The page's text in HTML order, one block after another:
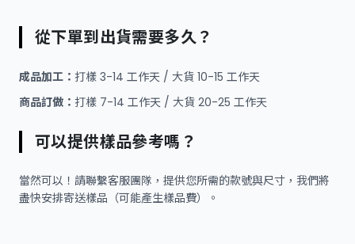
從下單到出貨需要多久？
成品加工： 打樣 3-14 工作天 / 大貨 10-15 工作天
商品訂做： 打樣 7-14 工作天 / 大貨 20-25 工作天
可以提供樣品參考嗎？
當然可以！請聯繫客服團隊，提供您所需的款號與尺寸，我們將
盡快安排寄送樣品（可能產生樣品費）。